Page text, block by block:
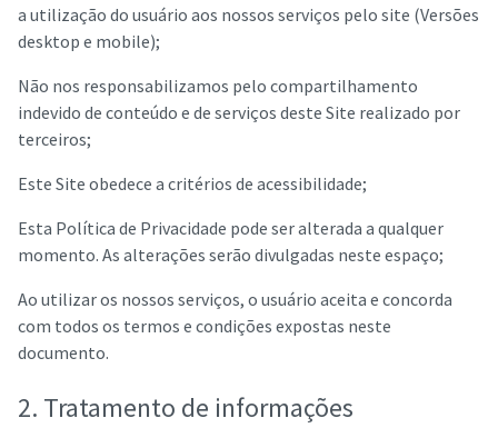
a utilização do usuário aos nossos serviços pelo site (Versões
desktop e mobile);
Não nos responsabilizamos pelo compartilhamento
indevido de conteúdo e de serviços deste Site realizado por
terceiros;
Este Site obedece a critérios de acessibilidade;
Esta Política de Privacidade pode ser alterada a qualquer
momento. As alterações serão divulgadas neste espaço;
Ao utilizar os nossos serviços, o usuário aceita e concorda
com todos os termos e condições expostas neste
documento.
2. Tratamento de informações